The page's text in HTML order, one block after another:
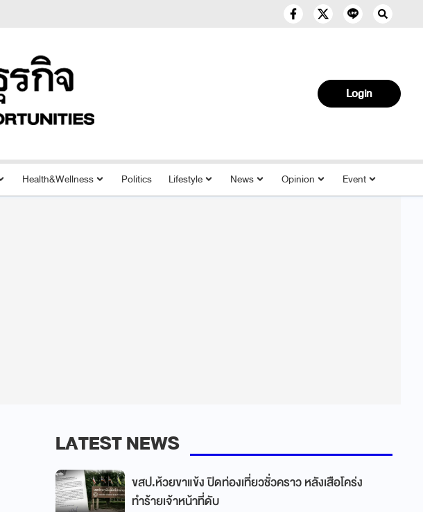
Login
Health&Wellness Politics Lifestyle News Opinion Event
LATEST NEWS
ขสป.ห้วยขาแข้ง ปิดท่องเที่ยวชั่วคราว หลังเสือโคร่ง
ทำร้ายเจ้าหน้าที่ดับ